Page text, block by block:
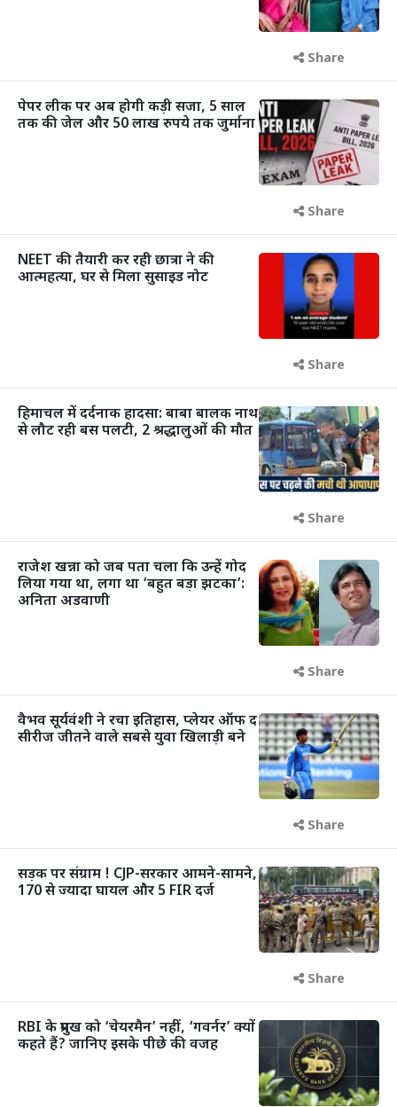
Share
पेपर लीक पर अब होगी कड़ी सजा, 5 साल
तक की जेल और 50 लाख रुपये तक जुर्माना
Share
NEET की तैयारी कर रही छात्रा ने की
आत्महत्या, घर से मिला सुसाइड नोट
Share
हिमाचल में दर्दनाक हादसा: बाबा बालक नाथ
से लौट रही बस पलटी, 2 श्रद्धालुओं की मौत
Share
राजेश खन्ना को जब पता चला कि उन्हें गोद
लिया गया था, लगा था ‘बहुत बड़ा झटका’:
अनिता अडवाणी
Share
वैभव सूर्यवंशी ने रचा इतिहास, प्लेयर ऑफ द
सीरीज जीतने वाले सबसे युवा खिलाड़ी बने
Share
सड़क पर संग्राम ! CJP-सरकार आमने-सामने,
170 से ज्यादा घायल और 5 FIR दर्ज
Share
RBI के प्रमुख को ‘चेयरमैन’ नहीं, ‘गवर्नर’ क्यों
कहते हैं? जानिए इसके पीछे की वजह